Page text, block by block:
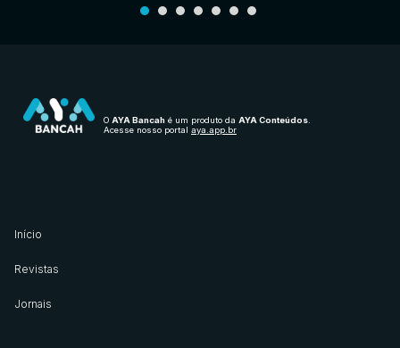
O AYA Bancah é um produto da AYA Conteúdos.
Acesse nosso portal aya.app.br
Início
Revistas
Jornais